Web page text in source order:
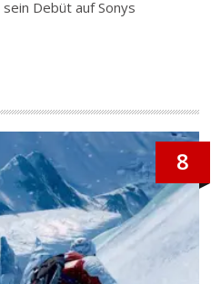
Debüt auf Sonys
8